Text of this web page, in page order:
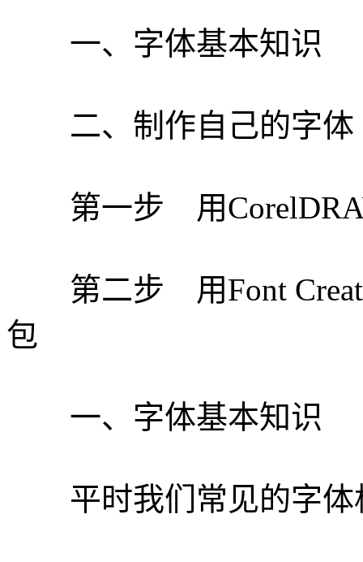
一、字体基本知识
二、制作自己的字体
第一步 用
第二步 用Font
包
一、字体基本知识
平时我们常见的字体